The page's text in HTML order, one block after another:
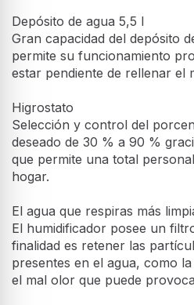
Depósito de agua 5,5 l
Gran capacidad del depósito
permite su funcionamiento
estar pendiente de rellenar el
Higrostato
Selección y control del
deseado de 30 % a 90 %
que permite una total
hogar.
El agua que respiras más
El humidificador posee un
finalidad es retener las
presentes en el agua, como
el mal olor que puede